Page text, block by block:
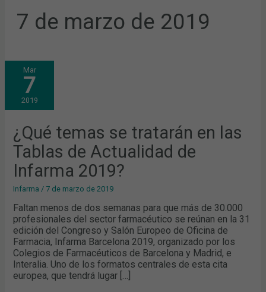
7 de marzo de 2019
Mar
7
2019
¿Qué temas se tratarán en las
Tablas de Actualidad de
Infarma 2019?
Infarma / 7 de marzo de 2019
Faltan menos de dos semanas para que más de 30.000
profesionales del sector farmacéutico se reúnan en la 31
edición del Congreso y Salón Europeo de Oficina de
Farmacia, Infarma Barcelona 2019, organizado por los
Colegios de Farmacéuticos de Barcelona y Madrid, e
Interalia. Uno de los formatos centrales de esta cita
europea, que tendrá lugar […]
¿QUÉ
TEMAS
SE
TRATARÁN
EN
LAS
TABLAS
ACTUALIDAD
DE
INFARMA
2019?